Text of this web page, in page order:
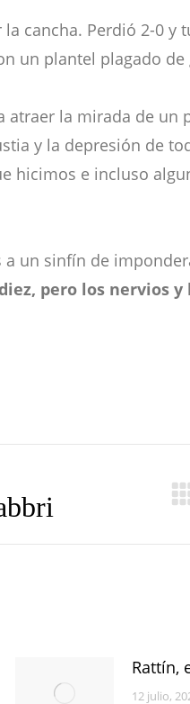
cancha. Perdió 2-0
un plantel plagado
atraer la mirada de
y la depresión de
hicimos e incluso
un sinfín de
pero los nervios
Rattín,
12 julio,